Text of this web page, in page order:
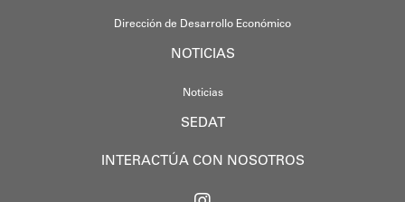
Dirección de Desarrollo Económico
NOTICIAS
Noticias
SEDAT
INTERACTÚA CON NOSOTROS